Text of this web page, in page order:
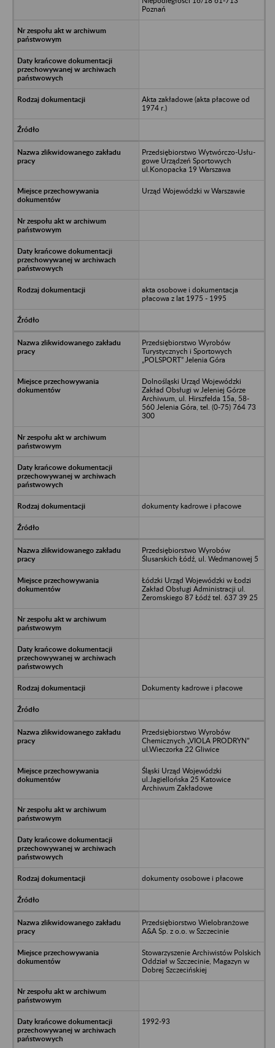
Poznań
Akta zakładowe (akta płacowe od
1974 r.)
Przedsiębiorstwo Wytwórczo-Usłu-
gowe Urządzeń Sportowych
ul.Konopacka 19 Warszawa
Urząd Wojewódzki w Warszawie
akta osobowe i dokumentacja
płacowa z lat 1975 - 1995
Przedsiębiorstwo Wyrobów
Turystycznych i Sportowych
„POLSPORT” Jelenia Góra
Dolnośląski Urząd Wojewódzki
Zakład Obsługi w Jeleniej Górze
Archiwum, ul. Hirszfelda 15a, 58-
560 Jelenia Góra, tel. (0-75) 764 73
300
dokumenty kadrowe i płacowe
Przedsiębiorstwo Wyrobów
Ślusarskich Łódź, ul. Wedmanowej 5
Łódzki Urząd Wojewódzki w Łodzi
Zakład Obsługi Administracji ul.
Żeromskiego 87 Łódź tel. 637 39 25
Dokumenty kadrowe i płacowe
Przedsiębiorstwo Wyrobów
Chemicznych „VIOLA PRODRYN”
ul.Wieczorka 22 Gliwice
Śląski Urząd Wojewódzki
ul.Jagiellońska 25 Katowice
Archiwum Zakładowe
dokumenty osobowe i płacowe
Przedsiębiorstwo Wielobranżowe
A&A Sp. z o.o. w Szczecinie
Stowarzyszenie Archiwistów Polskich
Oddział w Szczecinie, Magazyn w
Dobrej Szczecińskiej
1992-93